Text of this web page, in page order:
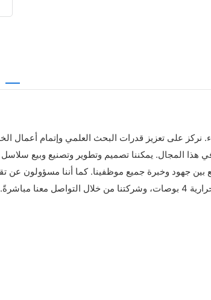
بين جهود وخبرة جميع موظفينا. كما أننا مسؤولون عن